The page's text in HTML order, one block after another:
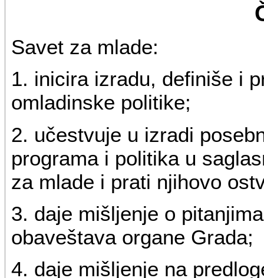
Savet za mlade:
1. inicira izradu, definiše i
omladinske politike;
2. učestvuje u izradi
programa i politika u
za mlade i prati njihovo
3. daje mišljenje o
obaveštava organe Grada;
4. daje mišljenje na